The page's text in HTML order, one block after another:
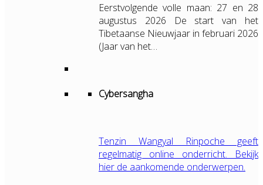
Eerstvolgende volle maan: 27 en 28
augustus 2026 De start van het
Tibetaanse Nieuwjaar in februari 2026
(Jaar van het…
Cybersangha
Tenzin Wangyal Rinpoche geeft
regelmatig online onderricht. Bekijk
hier de aankomende onderwerpen.